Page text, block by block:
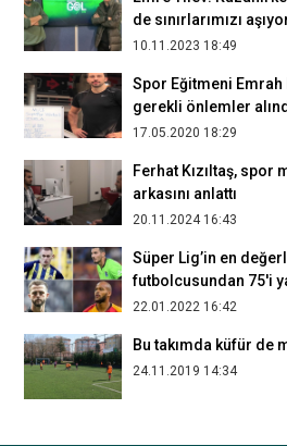
de sınırlarımızı
10.11.2023 18:49
Spor Eğitmeni
gerekli önlemler
17.05.2020 18:29
Ferhat Kızıltaş,
arkasını anlattı
20.11.2024 16:43
Süper Lig’in en
futbolcusundan 75'i
22.01.2022 16:42
Bu takımda küfür de
24.11.2019 14:34